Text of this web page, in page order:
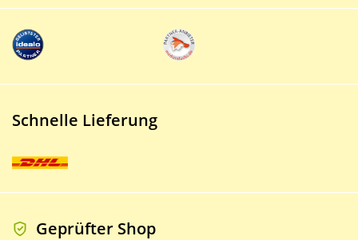
Schnelle Lieferung
Geprüfter Shop